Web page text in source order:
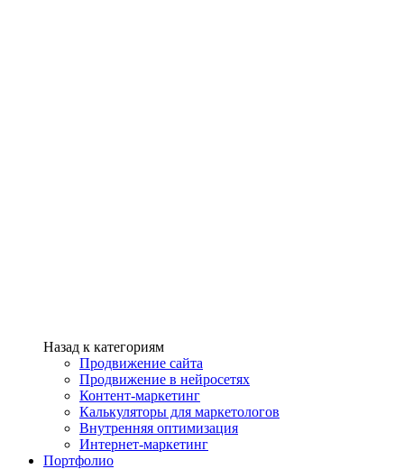
Назад к категориям
Продвижение сайта
Продвижение в нейросетях
Контент-маркетинг
Калькуляторы для маркетологов
Внутренняя оптимизация
Интернет-маркетинг
Портфолио